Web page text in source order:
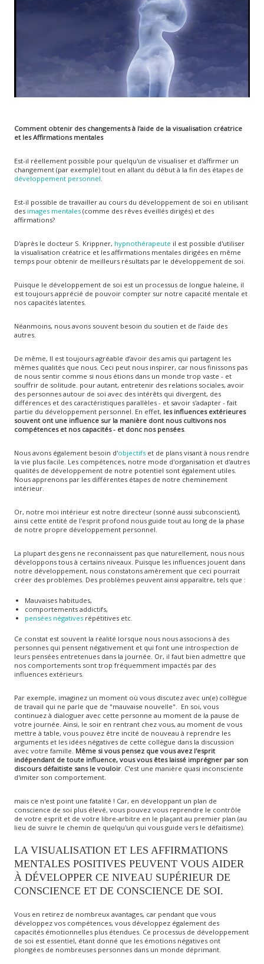
Comment obtenir des changements à l'aide de la visualisation créatrice
et les Affirmations mentales
Est-il réellement possible pour quelqu'un de visualiser et d'affirmer un
changement (par exemple) tout en allant du début à la fin des étapes de
développement personnel.
Est-il possible de travailler au cours du développement de soi en utilisant
des images mentales(comme des rêves éveillés dirigés) et des
affirmations?
D'après le docteur S. Krippner, hypnothérapeute il est possible d'utiliser
la visualisation créatrice et les affirmations mentales dirigées en même
temps pour obtenir de meilleurs résultats par le développement de soi.
Puisque le développement de soi est un processus de longue haleine, il
est toujours apprécié de pouvoir compter sur notre capacité mentale et
nos capacités latentes.
Néanmoins, nous avons souvent besoin du soutien et de l’aide des
autres.
De même, Il est toujours agréable d’avoir des amis qui partagent les
mêmes qualités que nous. Ceci peut nous inspirer, car nous finissons pas
de nous sentir comme si nous étions dans un monde trop vaste - et
souffrir de solitude. pour autant, entretenir des relations sociales, avoir
des personnes autour de soi avec des intérêts qui divergent, des
différences et des caractéristiques parallèles - et savoir s'adapter - fait
partie du développement personnel. En effet, les influences extérieures
souvent ont une influence sur la manière dont nous cultivons nos
compétences et nos capacités - et donc nos pensées.
Nous avons également besoin d'objectifset de plans visant à nous rendre
la vie plus facile. Les compétences, notre mode d'organisation et d'autres
qualités de développement de notre potentiel sont également utiles.
Nous apprenons par les différentes étapes de notre cheminement
intérieur.
Or, notre moi intérieur est notre directeur (sonné aussi subconscient),
ainsi cette entité de l'esprit profond nous guide tout au long de la phase
de notre propre développement personnel.
La plupart des gens ne reconnaissent pas que naturellement, nous nous
développons tous à certains niveaux. Puisque les influences jouent dans
notre développement, nous constatons amèrement que ceci pourrait
créer des problèmes. Des problèmes peuvent ainsi apparaître, tels que :
Mauvaises habitudes,
comportements addictifs,
pensées négativesrépétitives etc.
Ce constat est souvent la réalité lorsque nous nous associons à des
personnes qui pensent négativement et qui font une introspection de
leurs pensées entretenues dans la journée. Or, il faut bien admettre que
nos comportements sont trop fréquemment impactés par des
influences extérieurs.
Par exemple, imaginez un moment où vous discutez avec un(e) collègue
de travail qui ne parle que de "mauvaise nouvelle". En soi, vous
continuez à dialoguer avec cette personne au moment de la pause de
votre journée. Ainsi, le soir en rentrant chez vous, au moment de vous
mettre à table, vous pouvez être incité de nouveau à reprendre les
arguments et les idées négatives de cette collègue dans la discussion
avec votre famille. Même si vous pensez que vous avez l'esprit
indépendant de toute influence, vous vous êtes laissé imprégner par son
discours défaitiste sans le vouloir. C'est une manière quasi inconsciente
d'imiter son comportement.
mais ce n'est point une fatalité ! Car, en développant un plan de
conscience de soi plus élevé, vous pouvez vous reprendre le contrôle
de votre esprit et de votre libre-arbitre en le plaçant au premier plan (au
lieu de suivre le chemin de quelqu'un qui vous guide vers le défaitisme).
LA VISUALISATION ET LES AFFIRMATIONS
MENTALES POSITIVES PEUVENT VOUS AIDER
À DÉVELOPPER CE NIVEAU SUPÉRIEUR DE
CONSCIENCE ET DE CONSCIENCE DE SOI.
Vous en retirez de nombreux avantages, car pendant que vous
développez vos compétences, vous développez également des
capacités émotionnelles plus étendues. Ce processus de développement
de soi est essentiel, étant donné que les émotions négatives ont
plongées de nombreuses personnes dans un monde déprimant.